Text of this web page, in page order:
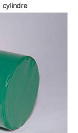
cylindre